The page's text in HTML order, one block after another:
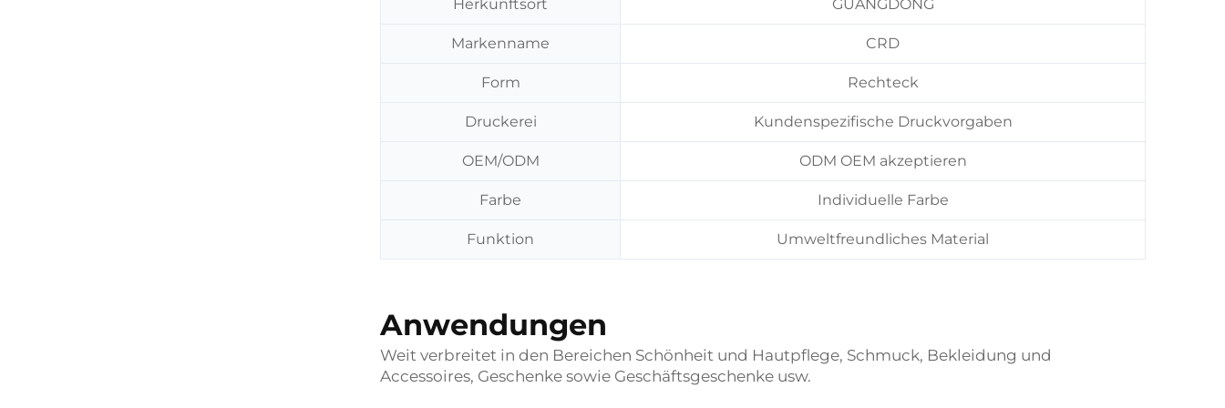
Herkunftsort GUANGDONG
Markenname CRD
Form Rechteck
Druckerei Kundenspezifische Druckvorgaben
OEM/ODM ODM OEM akzeptieren
Farbe Individuelle Farbe
Funktion Umweltfreundliches Material
Anwendungen
Weit verbreitet in den Bereichen Schönheit und Hautpflege, Schmuck, Bekleidung und
Accessoires, Geschenke sowie Geschäftsgeschenke usw.